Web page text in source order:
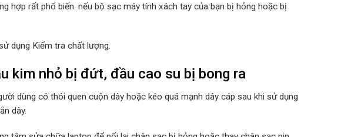
hợp rất phổ biến. nếu bộ sạc máy tính xách tay của bạn bị hỏng hoặc bị
dụng Kiểm tra chất lượng.
kim nhỏ bị đứt, đầu cao su bị bong ra
dùng có thói quen cuộn dây hoặc kéo quá mạnh dây cáp sau khi sử dụng
dây.